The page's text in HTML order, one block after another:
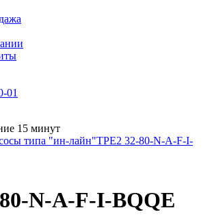
01
15 минут
типа "ин-лайн"TPE2 32-80-N-A-F-I-
N-A-F-I-BQQE